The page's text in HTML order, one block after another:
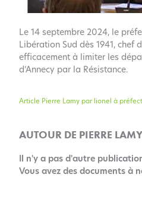
Le 14 septembre 2024, le
Libération Sud dès 1941, chef
efficacement à limiter les
d’Annecy par la Résistance.
Article Pierre Lamy par lionel à
AUTOUR DE PIERRE
Il n'y a pas d'autre
Vous avez des documents à